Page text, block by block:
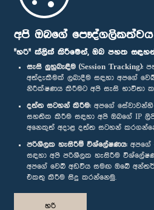
අපි ඔබගේ
"හරි" ක්ලික් කිරීමෙන්, ඔබ පහත
සැසි ලුහුබැඳීම (Session Tracking):
අත්දැකීමක් ලබාදීම සඳහා අපගේ
නිරීක්ෂණය කිරීමට අපි සැසි භාවිතා
දත්ත සටහන් කිරීම: අපගේ
සහතික කිරීම සඳහා අපි ඔබගේ IP
අනෙකුත් අදාළ දත්ත සටහන්
පරිශීලක හැසිරීම් විශ්ලේෂණය: අපගේ
සඳහා අපි පරිශීලක හැසිරීම
අපගේ වෙබ් අඩවිය සමඟ ඔබේ
එකතු කිරීම සිදු කරන්නෙමු.
හරි
පාර්ලිමේන්තු ජංගම යෙදුම
අප හා සම්බන්ධ වී සිටින්න :
සම්මාන
පෞද්ගලිකත්ව ප්‍රතිපත්තිය